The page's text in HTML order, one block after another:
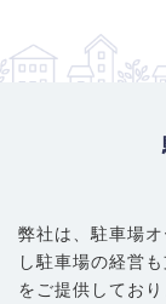
弊社は、駐車場
し駐車場の経営
をご提供しており